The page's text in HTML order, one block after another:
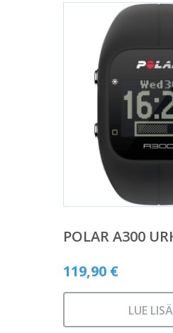
POLAR A300
119,90 €
LUE